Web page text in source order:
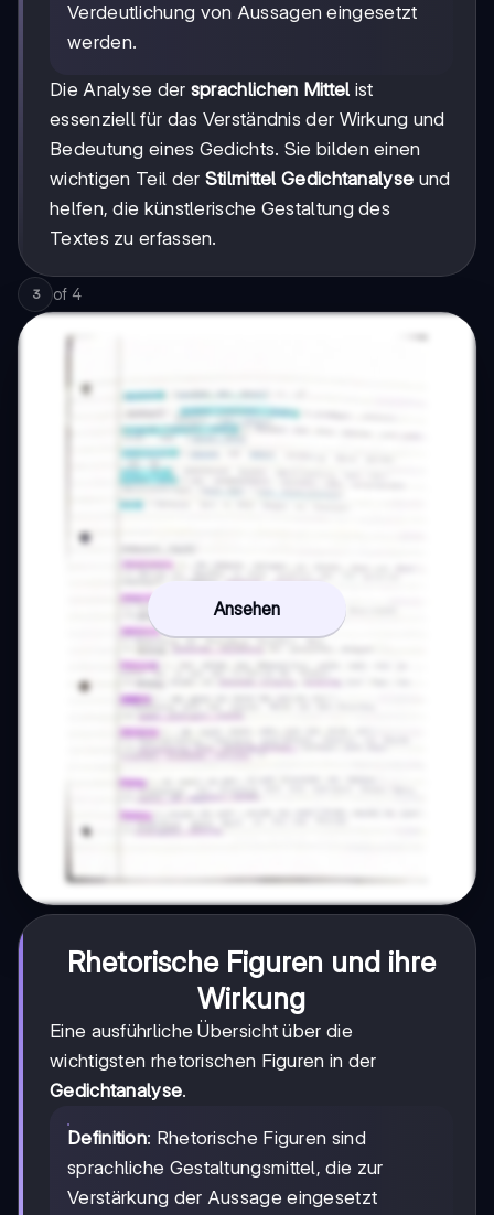
Verdeutlichung von Aussagen eingesetzt
werden.
Die Analyse der sprachlichen Mittel ist
essenziell für das Verständnis der Wirkung und
Bedeutung eines Gedichts. Sie bilden einen
wichtigen Teil der Stilmittel Gedichtanalyse und
helfen, die künstlerische Gestaltung des
Textes zu erfassen.
3 of 4
Ansehen
Rhetorische Figuren und ihre
Wirkung
Eine ausführliche Übersicht über die
wichtigsten rhetorischen Figuren in der
Gedichtanalyse.
Definition: Rhetorische Figuren sind
sprachliche Gestaltungsmittel, die zur
Verstärkung der Aussage eingesetzt